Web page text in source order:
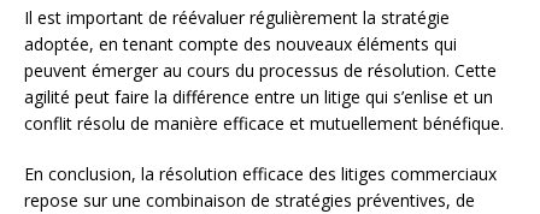
Il est important de réévaluer régulièrement la stratégie
adoptée, en tenant compte des nouveaux éléments qui
peuvent émerger au cours du processus de résolution. Cette
agilité peut faire la différence entre un litige qui s’enlise et un
conflit résolu de manière efficace et mutuellement bénéfique.
En conclusion, la résolution efficace des litiges commerciaux
repose sur une combinaison de stratégies préventives, de